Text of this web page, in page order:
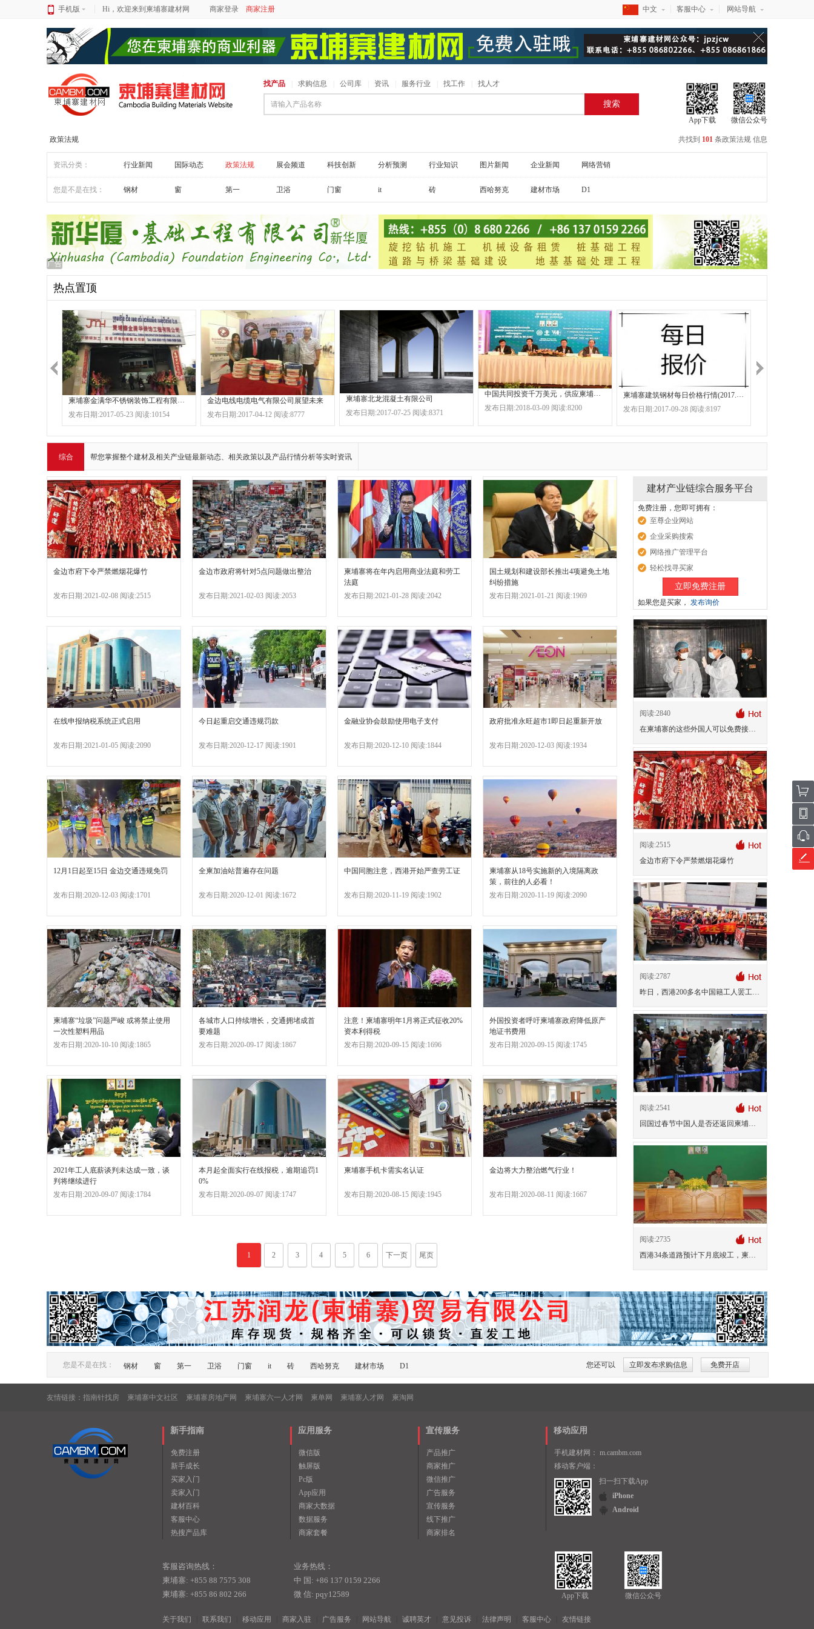
手机版 Hi，欢迎来到柬埔寨建材网 商家登录 商家注册 中文 客服中心 网站导航
广告
找产品 求购信息 公司库 资讯 服务行业 找工作 找人才
请输入产品名称 搜索
App下载 微信公众号
共找到 101 条政策法规 信息
政策法规
资讯分类： 行业新闻 国际动态 政策法规 展会频道 科技创新 分析预测 行业知识 图片新闻 企业新闻 网络营销
您是不是在找： 钢材 窗 第一 卫浴 门窗 it 砖 西哈努克 建材市场 D1
广告
热点置顶
发布日期:2017-05-23 阅读:10154
金边电线电缆电气有限公司展望未来
发布日期:2017-04-12 阅读:8777
柬埔寨北龙混凝土有限公司
发布日期:2017-07-25 阅读:8371
发布日期:2018-03-09 阅读:8200
发布日期:2017-09-28 阅读:8197
综合 帮您掌握整个建材及相关产业链最新动态、相关政策以及产品行情分析等实时资讯
金边市府下令严禁燃烟花爆竹
发布日期:2021-02-08 阅读:2515
金边市政府将针对5点问题做出整治
发布日期:2021-02-03 阅读:2053
柬埔寨将在年内启用商业法庭和劳工
法庭
发布日期:2021-01-28 阅读:2042
国土规划和建设部长推出4项避免土地
纠纷措施
发布日期:2021-01-21 阅读:1969
在线申报纳税系统正式启用
发布日期:2021-01-05 阅读:2090
今日起重启交通违规罚款
发布日期:2020-12-17 阅读:1901
金融业协会鼓励使用电子支付
发布日期:2020-12-10 阅读:1844
政府批准永旺超市1即日起重新开放
发布日期:2020-12-03 阅读:1934
12月1日起至15日 金边交通违规免罚
发布日期:2020-12-03 阅读:1701
全柬加油站普遍存在问题
发布日期:2020-12-01 阅读:1672
中国同胞注意，西港开始严查劳工证
发布日期:2020-11-19 阅读:1902
柬埔寨从18号实施新的入境隔离政
策，前往的人必看！
发布日期:2020-11-19 阅读:2090
柬埔寨“垃圾”问题严峻 或将禁止使用
一次性塑料用品
发布日期:2020-10-10 阅读:1865
各城市人口持续增长，交通拥堵成首
要难题
发布日期:2020-09-17 阅读:1867
注意！柬埔寨明年1月将正式征收20%
资本利得税
发布日期:2020-09-15 阅读:1696
外国投资者呼吁柬埔寨政府降低原产
地证书费用
发布日期:2020-09-15 阅读:1745
2021年工人底薪谈判未达成一致，谈
判将继续进行
发布日期:2020-09-07 阅读:1784
本月起全面实行在线报税，逾期追罚1
0%
发布日期:2020-09-07 阅读:1747
柬埔寨手机卡需实名认证
发布日期:2020-08-15 阅读:1945
金边将大力整治燃气行业！
发布日期:2020-08-11 阅读:1667
1 2 3 4 5 6 下一页 尾页
建材产业链综合服务平台
免费注册，您即可拥有：
至尊企业网站
企业采购搜索
网络推广管理平台
轻松找寻买家
立即免费注册
如果您是买家， 发布询价
阅读:2840
在柬埔寨的这些外国人可以免费接种新冠疫苗
阅读:2515
金边市府下令严禁燃烟花爆竹
阅读:2787
昨日，西港200多名中国籍工人罢工讨薪
阅读:2541
回国过春节中国人是否还返回柬埔寨？
阅读:2735
西港34条道路预计下月底竣工，柬新年启用
广告
您是不是在找： 钢材 窗 第一 卫浴 门窗 it 砖 西哈努克 建材市场 D1 您还可以 立即发布求购信息 免费开店
友情链接： 指南针找房 柬埔寨中文社区 柬埔寨房地产网 柬埔寨六一人才网 柬单网 柬埔寨人才网 柬淘网
新手指南
免费注册
新手成长
买家入门
卖家入门
建材百科
客服中心
热搜产品库
应用服务
微信版
触屏版
Pc版
App应用
商家大数据
数据服务
商家套餐
宣传服务
产品推广
商家推广
微信推广
广告服务
宣传服务
线下推广
商家排名
移动应用
手机建材网： m.cambm.com
移动客户端：
扫一扫下载App
iPhone
Android
客服咨询热线：
柬埔寨: +855 88 7575 308
柬埔寨: +855 86 802 266
业务热线：
中 国: +86 137 0159 2266
微 信: pqy12589
App下载 微信公众号
关于我们 联系我们 移动应用 商家入驻 广告服务 网站导航 诚聘英才 意见投诉 法律声明 客服中心 友情链接